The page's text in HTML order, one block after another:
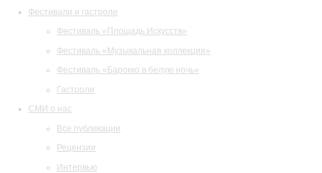
Фестивали и гастроли
Фестиваль «Площадь Искусств»
Фестиваль «Музыкальная коллекция»
Фестиваль «Барокко в белую ночь»
Гастроли
СМИ о нас
Все публикации
Рецензии
Интервью